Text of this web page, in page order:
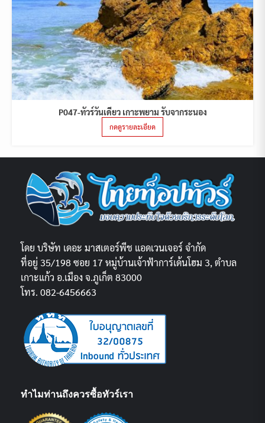
P047-ทัวร์วันเดียว เกาะพยาม รับจากระนอง
กดดูรายละเอียด
โดย บริษัท เดอะ มาสเตอร์พีช แอดเวนเจอร์ จำกัด
ที่อยู่ 35/198 ซอย 17 หมู่บ้านเจ้าฟ้าการ์เด้นโฮม 3, ตำบล
เกาะแก้ว อ.เมือง จ.ภูเก็ต 83000
โทร. 082-6456663
ทำไมท่านถึงควรซื้อทัวร์เรา